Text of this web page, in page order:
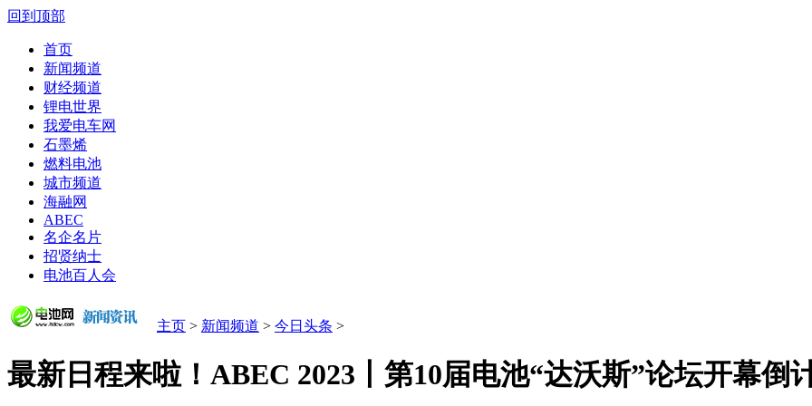
回到顶部
首页
新闻频道
财经频道
锂电世界
我爱电车网
石墨烯
燃料电池
城市频道
海融网
ABEC
名企名片
招贤纳士
电池百人会
主页 > 新闻频道 > 今日头条 >
最新日程来啦！ABEC 2023丨第10届电池“达沃斯”论坛开幕倒